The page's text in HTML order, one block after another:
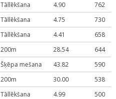
Tāllēkšana 4.90
762
Tāllēkšana 4.75
730
Tāllēkšana 4.41
658
200m 28.54
644
Šķēpa mešana 43.82
590
200m 30.00
538
Tāllēkšana 4.99
500